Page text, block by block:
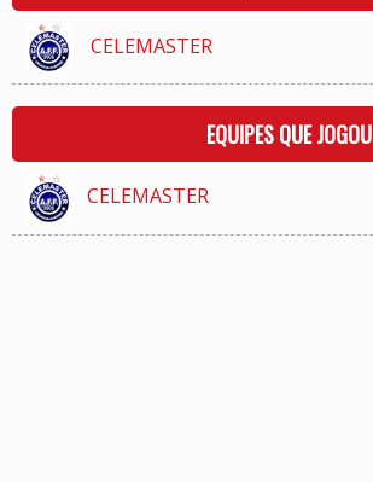
CELEMASTER
EQUIPES QUE JOGOU
CELEMASTER